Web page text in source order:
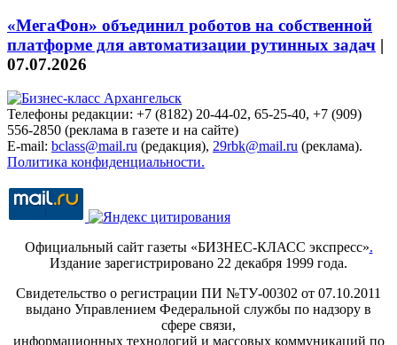
«МегаФон» объединил роботов на собственной
платформе для автоматизации рутинных задач |
07.07.2026
Телефоны редакции: +7 (8182) 20-44-02, 65-25-40, +7 (909)
556-2850 (реклама в газете и на сайте)
E-mail: bclass@mail.ru (редакция), 29rbk@mail.ru (реклама).
Политика конфиденциальности.
Официальный сайт газеты «БИЗНЕС-КЛАСС экспресс».
Издание зарегистрировано 22 декабря 1999 года.
Свидетельство о регистрации ПИ №ТУ-00302 от 07.10.2011
выдано Управлением Федеральной службы по надзору в
сфере связи,
информационных технологий и массовых коммуникаций по